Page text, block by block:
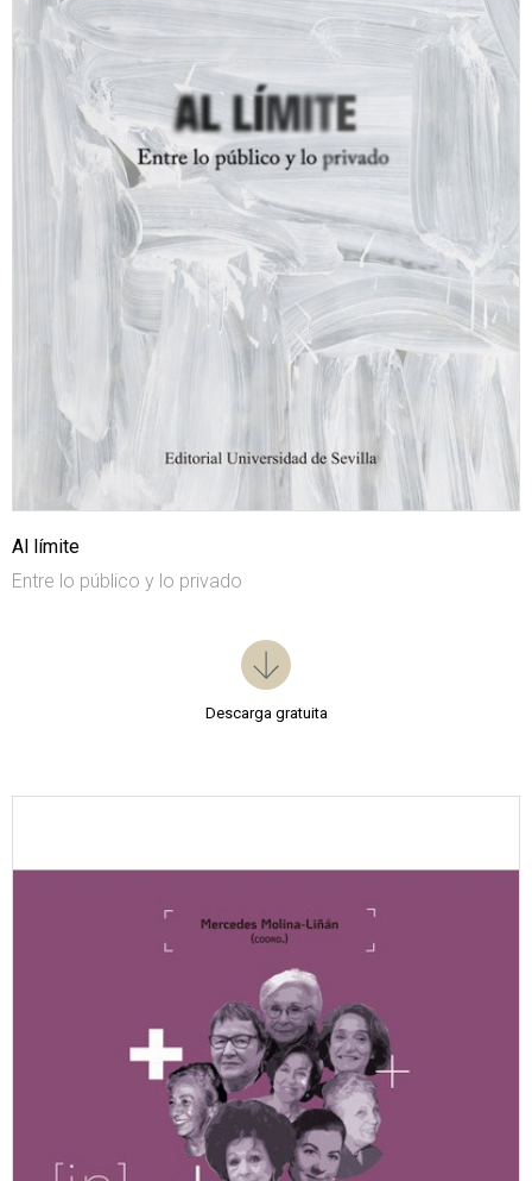
Al límite
Entre lo público y lo privado
Descarga gratuita